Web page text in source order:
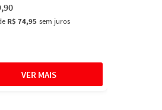
,90
R$ 74,95 sem juros